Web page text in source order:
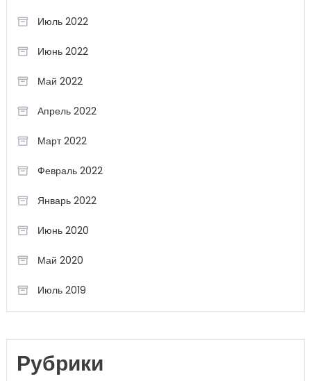
Июль 2022
Июнь 2022
Май 2022
Апрель 2022
Март 2022
Февраль 2022
Январь 2022
Июнь 2020
Май 2020
Июль 2019
Рубрики